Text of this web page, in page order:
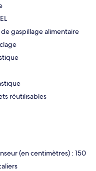
gaspillage alimentaire
réutilisables
(en centimètres) : 150